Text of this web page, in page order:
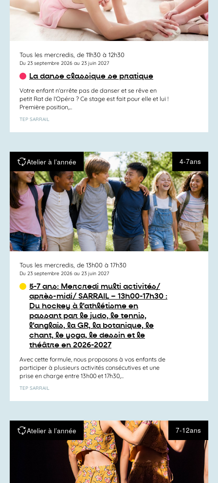
Tous les mercredis, de 11h30 à 12h30
Du 23 septembre 2026 au 23 juin 2027
La danse classique se pratique
Votre enfant n’arrête pas de danser et se rêve en
petit Rat de l’Opéra ? Ce stage est fait pour elle et lui !
Première position,...
TEP SARRAIL
Atelier à l’année 4-7ans
Tous les mercredis, de 13h00 à 17h30
Du 23 septembre 2026 au 23 juin 2027
5-7 ans: Mercredi multi activités/
après-midi/ SARRAIL – 13h00-17h30 :
Du hockey à l’athlétisme en
passant par le judo, le tennis,
l’anglais, la GR, la botanique, le
chant, le yoga, le dessin et le
théâtre en 2026-2027
Avec cette formule, nous proposons à vos enfants de
participer à plusieurs activités consécutives et une
prise en charge entre 13h00 et 17h30,...
TEP SARRAIL
Atelier à l’année 7-12ans